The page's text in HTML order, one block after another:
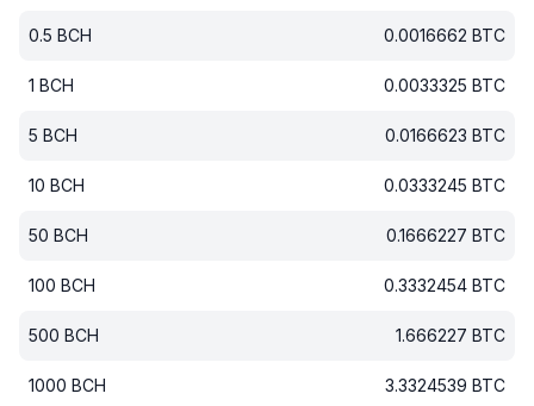
0.5 BCH 0.0016662 BTC
1 BCH 0.0033325 BTC
5 BCH 0.0166623 BTC
10 BCH 0.0333245 BTC
50 BCH 0.1666227 BTC
100 BCH 0.3332454 BTC
500 BCH 1.666227 BTC
1000 BCH 3.3324539 BTC